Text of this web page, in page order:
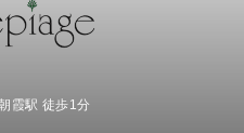
霞駅 徒歩1分